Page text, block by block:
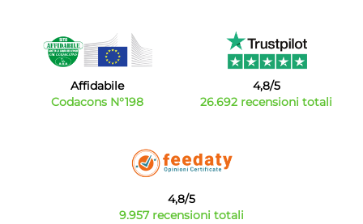
Affidabile
Codacons N°198
4,8/5
26.692 recensioni totali
4,8/5
9.957 recensioni totali